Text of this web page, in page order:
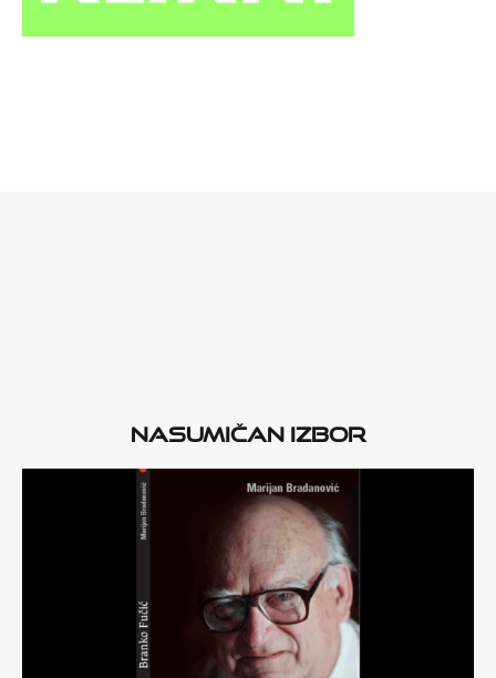
Nasumičan izbor